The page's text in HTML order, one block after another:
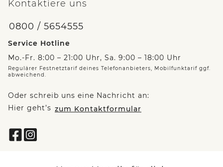
Kontaktiere uns
0800 / 5654555
Service Hotline
Mo.-Fr. 8:00 – 21:00 Uhr, Sa. 9:00 – 18:00 Uhr
Regulärer Festnetztarif deines Telefonanbieters, Mobilfunktarif ggf.
abweichend.
Oder schreib uns eine Nachricht an:
Hier geht’s zum Kontaktformular